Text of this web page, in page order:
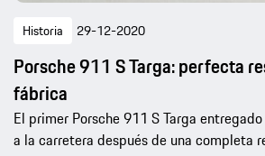
Historia 29-12-2020
Porsche 911 S Targa: perfecta
fábrica
El primer Porsche 911 S Targa
a la carretera después de una completa